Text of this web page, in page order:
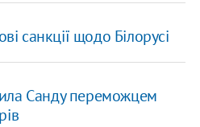
санкції щодо Білорусі
Санду переможцем